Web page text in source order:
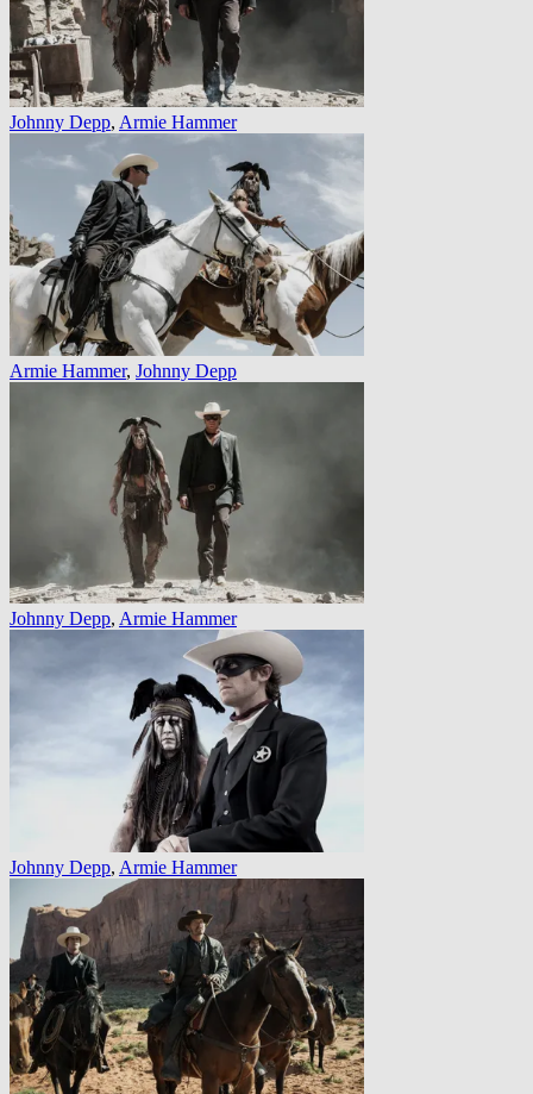
Johnny Depp, Armie Hammer
Armie Hammer, Johnny Depp
Johnny Depp, Armie Hammer
Johnny Depp, Armie Hammer